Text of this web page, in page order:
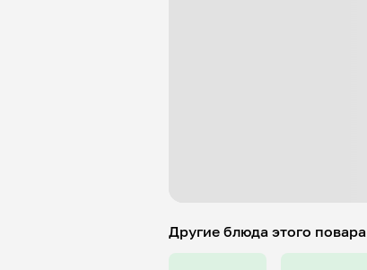
Другие блюда этого повара